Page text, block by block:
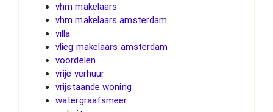
vhm makelaars
vhm makelaars amsterdam
villa
vlieg makelaars amsterdam
voordelen
vrije verhuur
vrijstaande woning
watergraafsmeer